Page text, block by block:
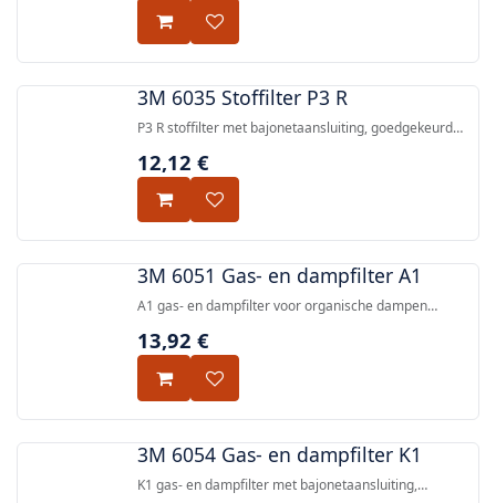
3M 6035 Stoffilter P3 R
P3 R stoffilter met bajonetaansluiting, goedgekeurd
volgelaatsmaskers.
12,12 €
3M 6051 Gas- en dampfilter A1
A1 gas- en dampfilter voor organische dampen
7500 serie herbruikbare halfgelaats- en
143:2000.
13,92 €
3M 6054 Gas- en dampfilter K1
K1 gas- en dampfilter met bajonetaansluiting,